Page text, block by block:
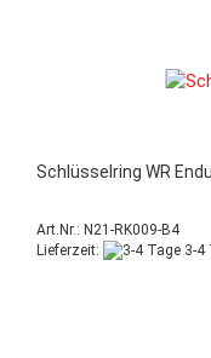
Schlüsselring WR
Art.Nr.: N21-RK009-B4
Lieferzeit:
3-4